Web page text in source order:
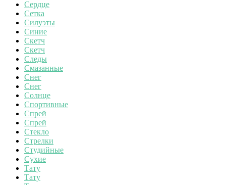
Сердце
Сетка
Силуэты
Синие
Скетч
Скетч
Следы
Смазанные
Снег
Снег
Солнце
Спортивные
Спрей
Спрей
Стекло
Стрелки
Студийные
Сухие
Тату
Тату